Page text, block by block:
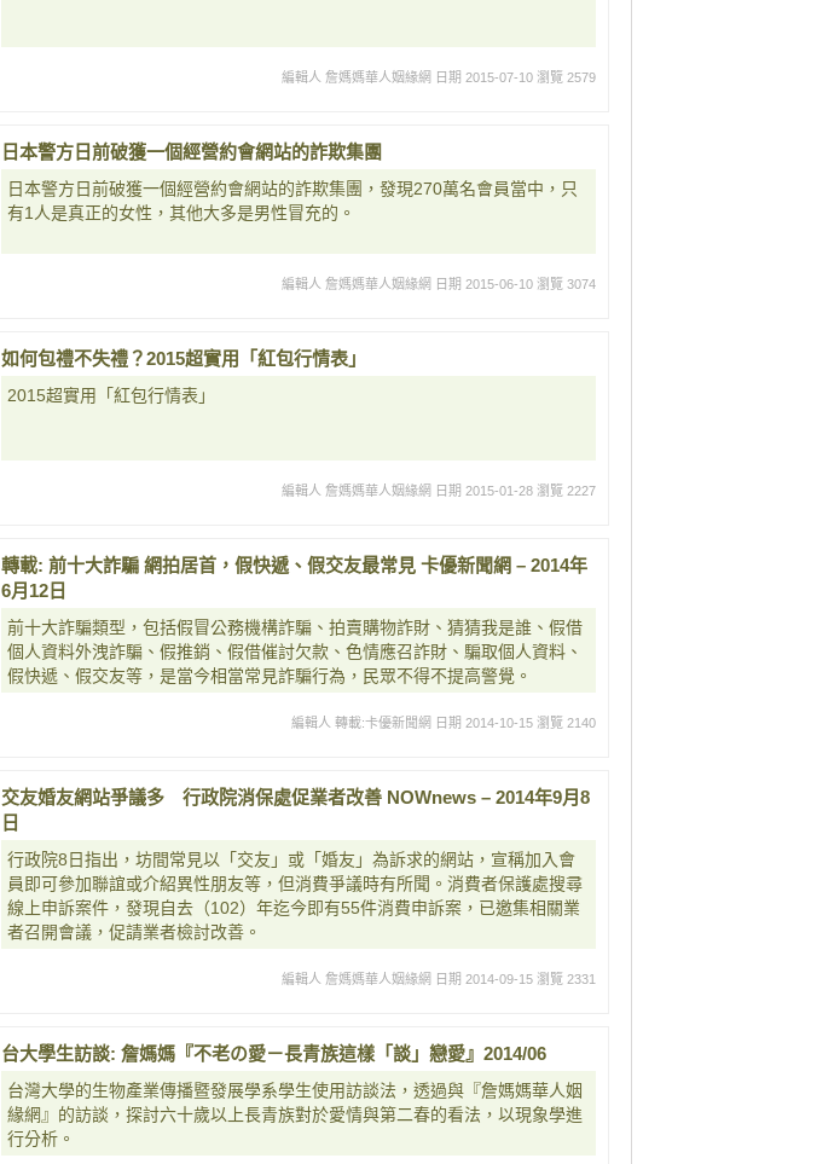
編輯人 詹媽媽華人姻緣網 日期 2015-07-10 瀏覽 2579
日本警方日前破獲一個經營約會網站的詐欺集團
日本警方日前破獲一個經營約會網站的詐欺集團，發現270萬名會員當中，只
有1人是真正的女性，其他大多是男性冒充的。
編輯人 詹媽媽華人姻緣網 日期 2015-06-10 瀏覽 3074
如何包禮不失禮？2015超實用「紅包行情表」
2015超實用「紅包行情表」
編輯人 詹媽媽華人姻緣網 日期 2015-01-28 瀏覽 2227
轉載: 前十大詐騙 網拍居首，假快遞、假交友最常見 卡優新聞網 – 2014年
6月12日
前十大詐騙類型，包括假冒公務機構詐騙、拍賣購物詐財、猜猜我是誰、假借
個人資料外洩詐騙、假推銷、假借催討欠款、色情應召詐財、騙取個人資料、
假快遞、假交友等，是當今相當常見詐騙行為，民眾不得不提高警覺。
編輯人 轉載:卡優新聞網 日期 2014-10-15 瀏覽 2140
交友婚友網站爭議多 行政院消保處促業者改善 NOWnews – 2014年9月8
日
行政院8日指出，坊間常見以「交友」或「婚友」為訴求的網站，宣稱加入會
員即可參加聯誼或介紹異性朋友等，但消費爭議時有所聞。消費者保護處搜尋
線上申訴案件，發現自去（102）年迄今即有55件消費申訴案，已邀集相關業
者召開會議，促請業者檢討改善。
編輯人 詹媽媽華人姻緣網 日期 2014-09-15 瀏覽 2331
台大學生訪談: 詹媽媽『不老の愛－長青族這樣「談」戀愛』2014/06
台灣大學的生物產業傳播暨發展學系學生使用訪談法，透過與『詹媽媽華人姻
緣網』的訪談，探討六十歲以上長青族對於愛情與第二春的看法，以現象學進
行分析。